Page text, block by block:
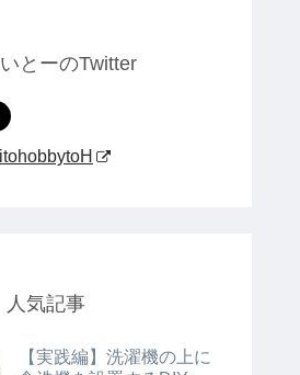
とーのTwitter
人気記事
【実践編】洗濯機の上に